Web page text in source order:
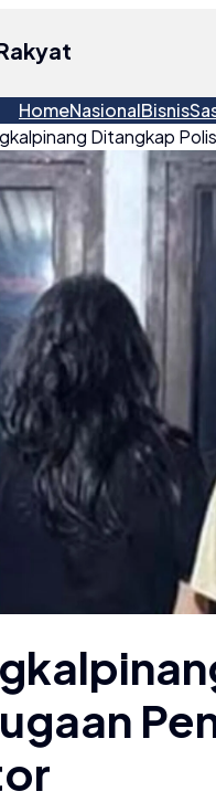
HomeNasionalBisnis